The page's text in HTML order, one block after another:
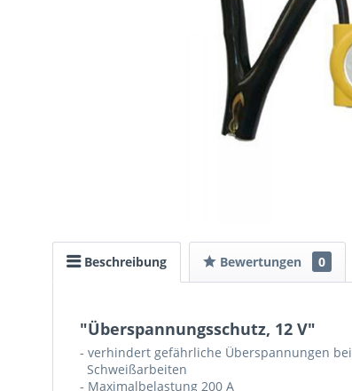
Beschreibung Bewertungen 0
"Überspannungsschutz, 12 V"
- verhindert gefährliche Überspannungen bei
Schweißarbeiten
- Maximalbelastung 200 A